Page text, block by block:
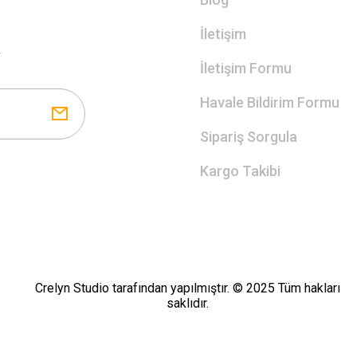
İletişim
İletişim Formu
Havale Bildirim Formu
Sipariş Sorgula
Kargo Takibi
Crelyn Studio tarafından yapılmıştır. © 2025 Tüm hakları
saklıdır.